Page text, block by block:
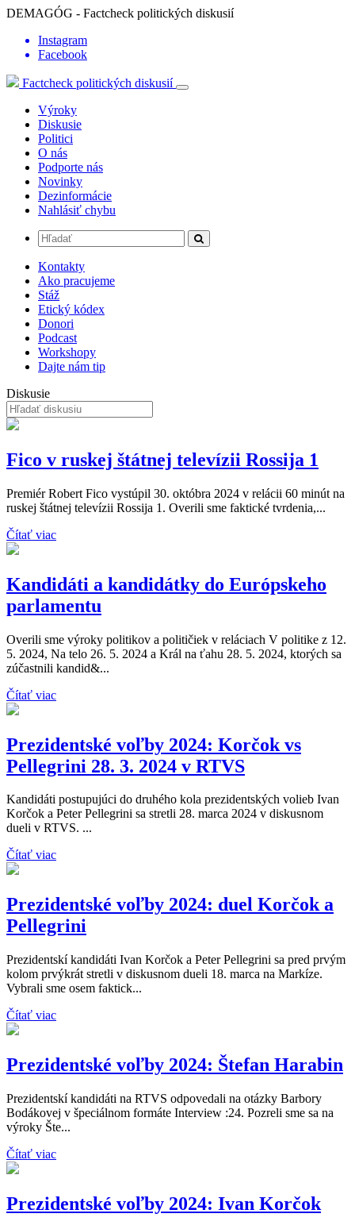
DEMAGÓG - Factcheck politických diskusií
Instagram
Facebook
Factcheck politických diskusií
Výroky
Diskusie
Politici
O nás
Podporte nás
Novinky
Dezinformácie
Nahlásiť chybu
Kontakty
Ako pracujeme
Stáž
Etický kódex
Donori
Podcast
Workshopy
Dajte nám tip
Diskusie
Fico v ruskej štátnej televízii Rossija 1
Premiér Robert Fico vystúpil 30. októbra 2024 v relácii 60 minút na
ruskej štátnej televízii Rossija 1. Overili sme faktické tvrdenia,...
Čítať viac
Kandidáti a kandidátky do Európskeho
parlamentu
Overili sme výroky politikov a političiek v reláciach V politike z 12.
5. 2024, Na telo 26. 5. 2024 a Král na ťahu 28. 5. 2024, ktorých sa
zúčastnili kandid&...
Čítať viac
Prezidentské voľby 2024: Korčok vs
Pellegrini 28. 3. 2024 v RTVS
Kandidáti postupujúci do druhého kola prezidentských volieb Ivan
Korčok a Peter Pellegrini sa stretli 28. marca 2024 v diskusnom
dueli v RTVS. ...
Čítať viac
Prezidentské voľby 2024: duel Korčok a
Pellegrini
Prezidentskí kandidáti Ivan Korčok a Peter Pellegrini sa pred prvým
kolom prvýkrát stretli v diskusnom dueli 18. marca na Markíze.
Vybrali sme osem faktick...
Čítať viac
Prezidentské voľby 2024: Štefan Harabin
Prezidentskí kandidáti na RTVS odpovedali na otázky Barbory
Bodákovej v špeciálnom formáte Interview :24. Pozreli sme sa na
výroky Šte...
Čítať viac
Prezidentské voľby 2024: Ivan Korčok